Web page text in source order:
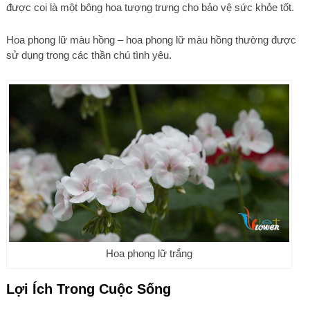
được coi là một bông hoa tượng trưng cho bảo vệ sức khỏe tốt.
Hoa phong lữ màu hồng – hoa phong lữ màu hồng thường được
sử dụng trong các thần chú tình yêu.
Hoa phong lữ trắng
Lợi Ích Trong Cuộc Sống